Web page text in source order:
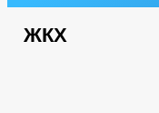
ЖКХ